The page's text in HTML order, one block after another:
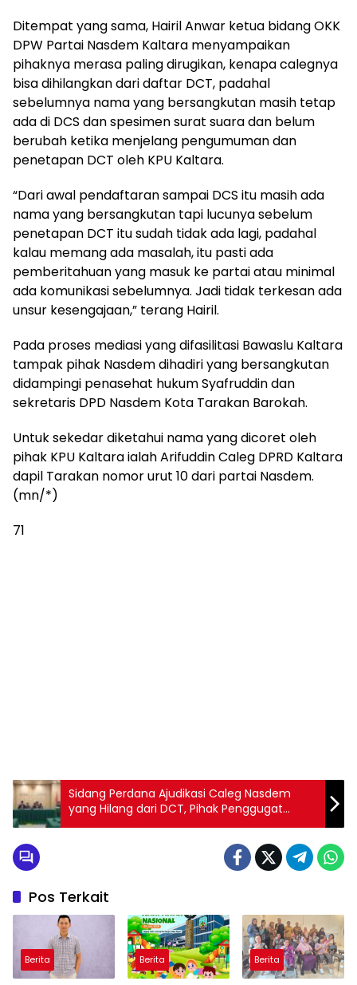
Ditempat yang sama, Hairil Anwar ketua bidang OKK
DPW Partai Nasdem Kaltara menyampaikan
pihaknya merasa paling dirugikan, kenapa calegnya
bisa dihilangkan dari daftar DCT, padahal
sebelumnya nama yang bersangkutan masih tetap
ada di DCS dan spesimen surat suara dan belum
berubah ketika menjelang pengumuman dan
penetapan DCT oleh KPU Kaltara.
“Dari awal pendaftaran sampai DCS itu masih ada
nama yang bersangkutan tapi lucunya sebelum
penetapan DCT itu sudah tidak ada lagi, padahal
kalau memang ada masalah, itu pasti ada
pemberitahuan yang masuk ke partai atau minimal
ada komunikasi sebelumnya. Jadi tidak terkesan ada
unsur kesengajaan,” terang Hairil.
Pada proses mediasi yang difasilitasi Bawaslu Kaltara
tampak pihak Nasdem dihadiri yang bersangkutan
didampingi penasehat hukum Syafruddin dan
sekretaris DPD Nasdem Kota Tarakan Barokah.
Untuk sekedar diketahui nama yang dicoret oleh
pihak KPU Kaltara ialah Arifuddin Caleg DPRD Kaltara
dapil Tarakan nomor urut 10 dari partai Nasdem.
(mn/*)
71
Sidang Perdana Ajudikasi Caleg Nasdem
yang Hilang dari DCT, Pihak Penggugat
Sampaikan Permohonan
Pos Terkait
Berita Berita Berita